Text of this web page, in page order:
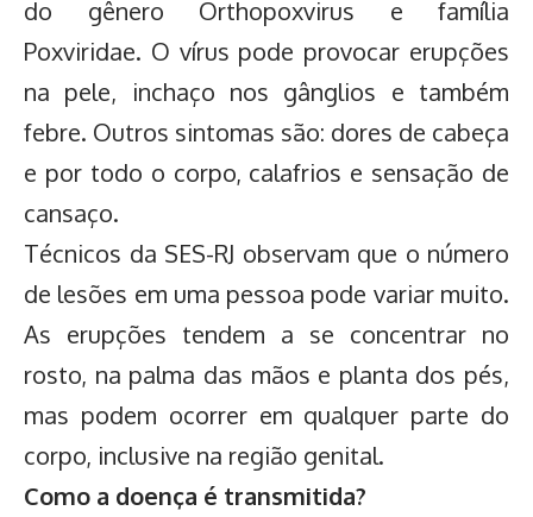
do gênero Orthopoxvirus e família
Poxviridae. O vírus pode provocar erupções
na pele, inchaço nos gânglios e também
febre. Outros sintomas são: dores de cabeça
e por todo o corpo, calafrios e sensação de
cansaço.
Técnicos da SES-RJ observam que o número
de lesões em uma pessoa pode variar muito.
As erupções tendem a se concentrar no
rosto, na palma das mãos e planta dos pés,
mas podem ocorrer em qualquer parte do
corpo, inclusive na região genital.
Como a doença é transmitida?